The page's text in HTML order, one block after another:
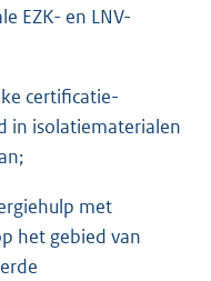
EZK- en LNV-
certificatie-
in isolatiematerialen
met
het gebied van